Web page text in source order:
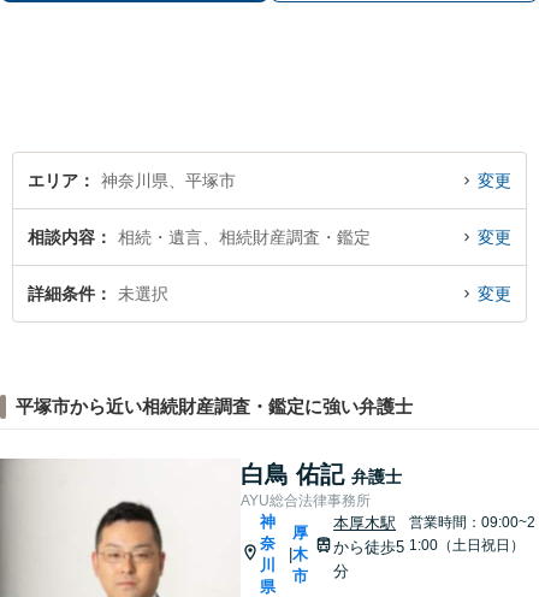
エリア 神奈川県、平塚市 変更
相談内容 相続・遺言、相続財産調査・鑑定 変更
詳細条件 未選択 変更
平塚市から近い相続財産調査・鑑定に強い弁護士
白鳥 佑記 弁護士
AYU総合法律事務所
神
奈
川
県
|
厚
木
市
本厚木駅
から徒歩5
分
営業時間：09:00~2
1:00（土日祝日）